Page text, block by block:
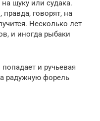
щуку или судака.
правда, говорят, на
Несколько лет
и иногда рыбаки
и ручьевая
радужную форель